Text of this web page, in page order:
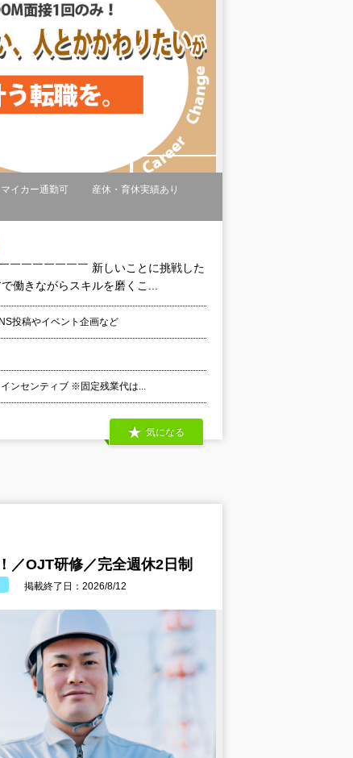
マイカー通勤可
産休・育休実績あり
￣￣￣￣￣￣￣ 新しいことに挑戦した
働きながらスキルを磨くこ...
投稿やイベント企画など
ンセンティブ ※固定残業代は...
気になる
／OJT研修／完全週休2日制
掲載終了日：2026/8/12